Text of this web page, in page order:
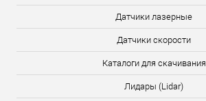
Датчики лазерные
Датчики скорости
Каталоги для скачивания
Лидары (Lidar)